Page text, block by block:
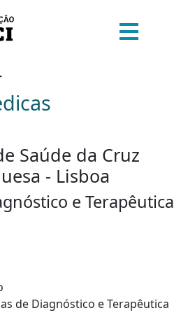
Saúde da Cruz
- Lisboa
e Terapêutica
de Diagnóstico e Terapêutica